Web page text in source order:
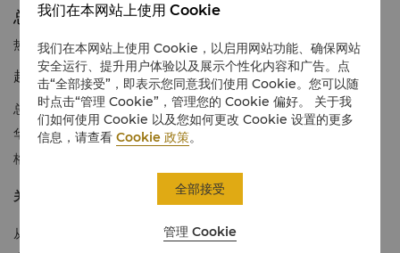
总统套房
热线电话 1 866 565 5050
超群奢华典范
总统套房气派不凡，宽敞舒适，坐拥都市旖旎风光，是酒店内奢
华、舒适不凡的居所，为宾客带来无与伦比的奢华体验及传奇的香
格里拉私人服务。
关于豪华阁
从您抵达的那一刻起，即可享受豪华阁细致周到的个性化服务，其
我们在本网站上使用 Cookie
我们在本网站上使用 Cookie，以启用网站功能、确保网站
安全运行、提升用户体验以及展示个性化内容和广告。点
击“全部接受”，即表示您同意我们使用 Cookie。您可以随
时点击“管理 Cookie”，管理您的 Cookie 偏好。 关于我
们如何使用 Cookie 以及您如何更改 Cookie 设置的更多
信息，请查看Cookie 政策。
管理 Cookie
全部接受